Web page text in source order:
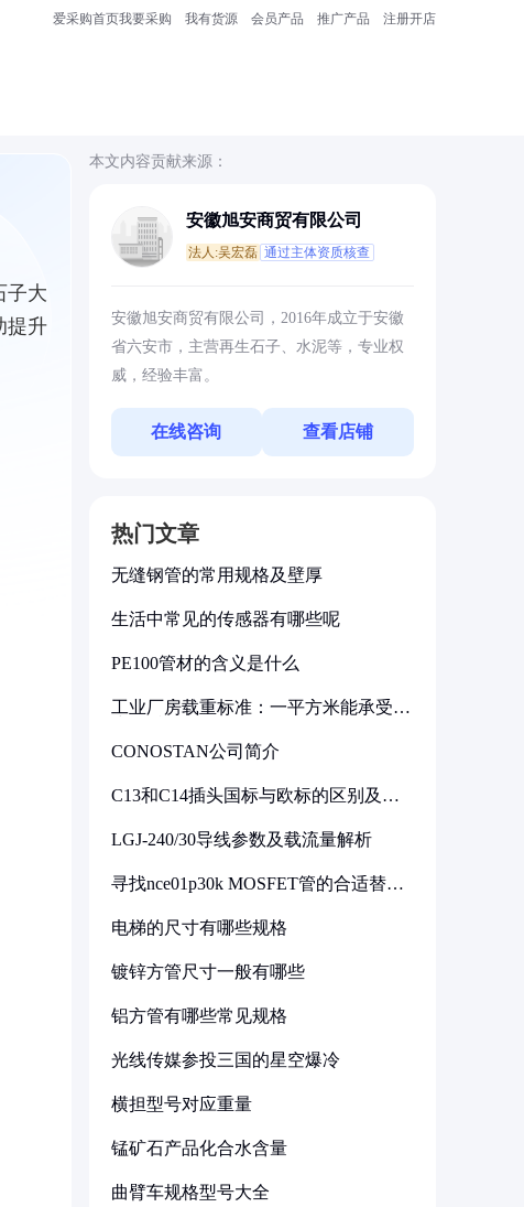
爱采购首页我要采购 我有货源 会员产品 推广产品 注册开店
子大
提升
本文内容贡献来源：
安徽旭安商贸有限公司
法人:吴宏磊 通过主体资质核查
安徽旭安商贸有限公司，2016年成立于安徽
省六安市，主营再生石子、水泥等，专业权
威，经验丰富。
在线咨询 查看店铺
热门文章
无缝钢管的常用规格及壁厚
生活中常见的传感器有哪些呢
PE100管材的含义是什么
工业厂房载重标准：一平方米能承受多
CONOSTAN公司简介
C13和C14插头国标与欧标的区别及其
LGJ-240/30导线参数及载流量解析
寻找nce01p30k MOSFET管的合适替代
电梯的尺寸有哪些规格
镀锌方管尺寸一般有哪些
铝方管有哪些常见规格
光线传媒参投三国的星空爆冷
横担型号对应重量
锰矿石产品化合水含量
曲臂车规格型号大全